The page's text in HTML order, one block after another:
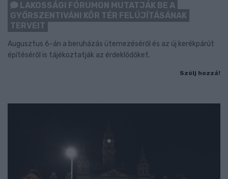
LAKOSSÁGI FÓRUMON MUTATJÁK BE A
GYŐRSZENTIVÁNI KÖR TÉR FELÚJÍTÁSÁNAK
TERVEIT
Augusztus 6-án a beruházás ütemezéséről és az új kerékpárút
építéséről is tájékoztatják az érdeklődőket.
Szólj hozzá!